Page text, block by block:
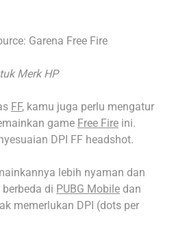
Garena Free Fire
Merk HP
FF, kamu juga perlu mengatur
game Free Fire ini.
DPI FF headshot.
lebih nyaman dan
di PUBG Mobile dan
memerlukan DPI (dots per